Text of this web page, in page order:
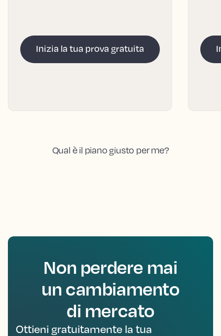
Inizia la tua prova gratuita
Qual è il piano giusto per me?
Non perdere mai
un cambiamento
di mercato
Ottieni gratuitamente la tua